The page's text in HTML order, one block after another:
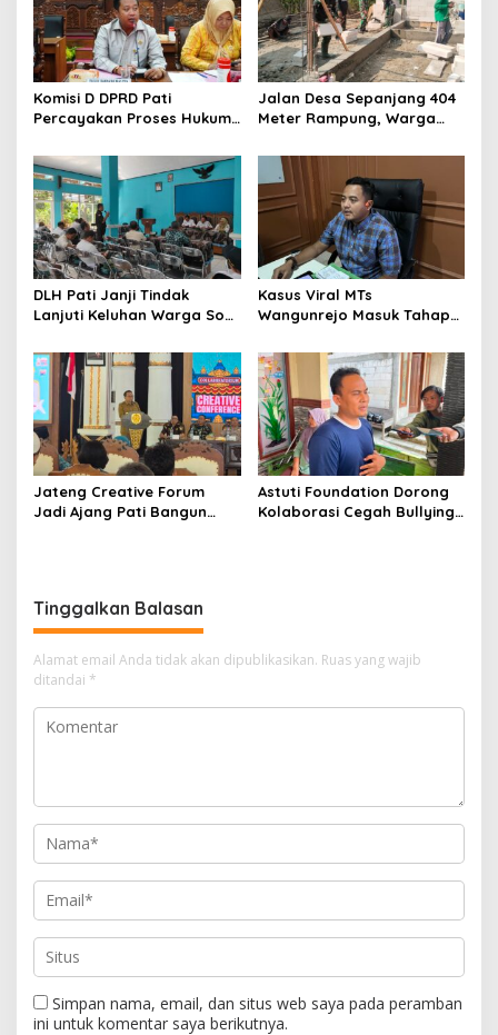
p
o
s
Komisi D DPRD Pati
Percayakan Proses Hukum
kepada Polisi
Jalan Desa Sepanjang 404
Meter Rampung, Warga
Rasakan Manfaat
DLH Pati Janji Tindak
Lanjuti Keluhan Warga Soal
Kasus Viral MTs
Wangunrejo Masuk Tahap
Kumpulkan Alat Bukti
Jateng Creative Forum
Jadi Ajang Pati Bangun
Astuti Foundation Dorong
Kolaborasi Cegah Bullying
Tinggalkan Balasan
Alamat email Anda tidak akan dipublikasikan. Ruas yang wajib
ditandai *
Simpan nama, email, dan situs web saya pada peramban
ini untuk komentar saya berikutnya.